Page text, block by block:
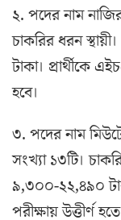
২. পদের নাম
চাকরির ধরন
টাকা। প্রার্থীকে
হবে।
৩. পদের নাম
সংখ্যা ১৩টি।
৯,৩০০-২২,৪৯০
পরীক্ষায় উত্তীর্ণ